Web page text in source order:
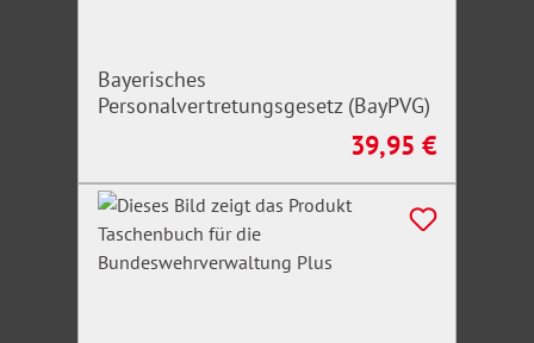
Bayerisches
Personalvertretungsgesetz (BayPVG)
Regulärer Preis:
39,95 €